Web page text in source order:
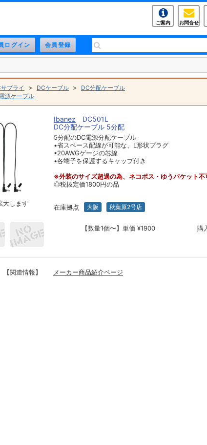
ご案内 お問合せ
プライ > DCケーブル > DC分配ケーブル
電源ケーブル
大します
Ibanez DC501L
DC分配ケーブル 5分配
5分配のDC電源分配ケーブル
•省スペース配線が可能な、L形状プラグ
•20AWGゲージの芯線
•各端子を保護するキャップ付き
※外装のサイズ超過の為、ネコポス・ゆうパケット不
◎税抜定価1800円の品
在庫拠点 大阪 秋葉原2号店
【数量1個〜】単価 ¥1900 購
【関連情報】 メーカー商品紹介ページ